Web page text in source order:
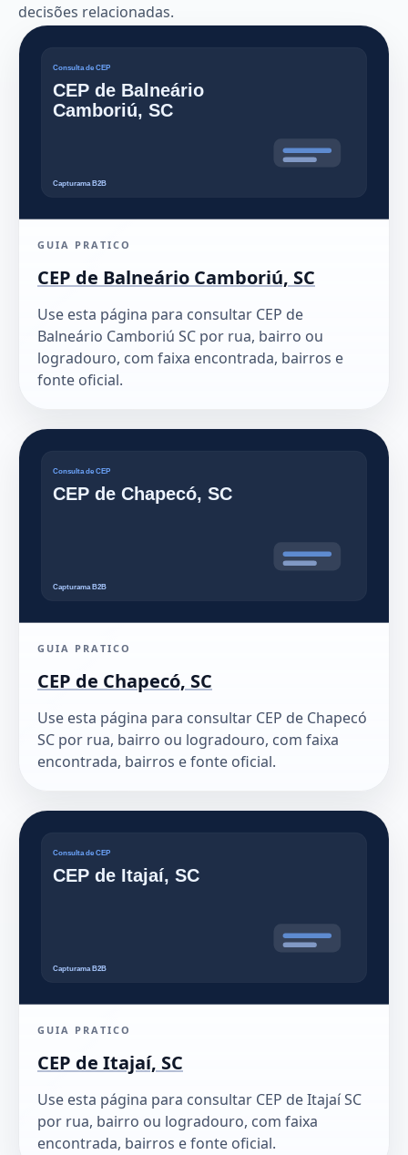
decisões relacionadas.
GUIA PRATICO
CEP de Balneário Camboriú, SC
Use esta página para consultar CEP de
Balneário Camboriú SC por rua, bairro ou
logradouro, com faixa encontrada, bairros e
fonte oficial.
GUIA PRATICO
CEP de Chapecó, SC
Use esta página para consultar CEP de Chapecó
SC por rua, bairro ou logradouro, com faixa
encontrada, bairros e fonte oficial.
GUIA PRATICO
CEP de Itajaí, SC
Use esta página para consultar CEP de Itajaí SC
por rua, bairro ou logradouro, com faixa
encontrada, bairros e fonte oficial.